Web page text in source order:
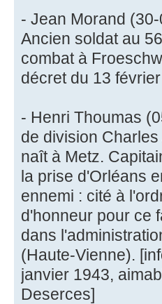
- Jean Morand
Ancien soldat au
combat à
décret du 13
- Henri Thoumas
de division
naît à Metz.
la prise d'Orléans
ennemi : cité à
d'honneur pour ce
dans
(Haute-Vienne).
janvier 1943,
Deserces]